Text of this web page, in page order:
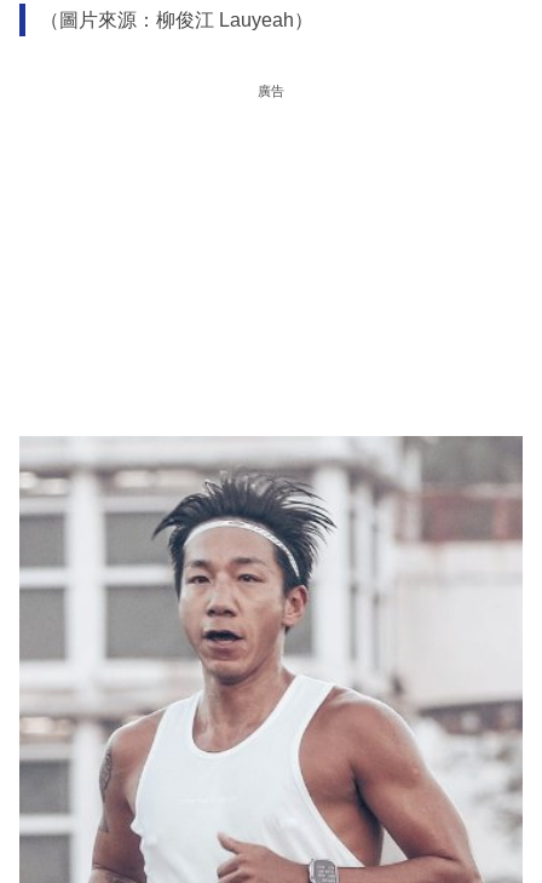
（圖片來源：柳俊江 Lauyeah）
廣告